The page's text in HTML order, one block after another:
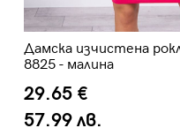
Дамска изчистена
8825 - малина
29.65 €
57.99 лв.